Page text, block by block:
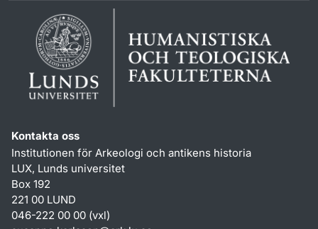
Kontakta oss
Institutionen för Arkeologi och antikens historia
LUX, Lunds universitet
Box 192
221 00 LUND
046-222 00 00 (vxl)